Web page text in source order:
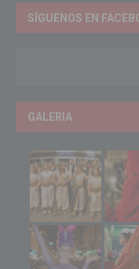
SÍGUENOS EN
GALERIA